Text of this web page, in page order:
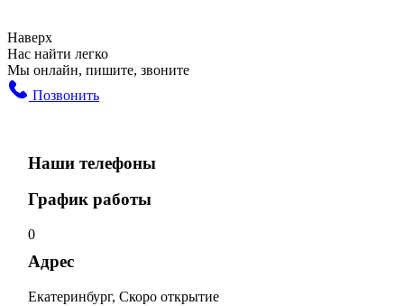
Наверх
Нас найти легко
Мы онлайн, пишите, звоните
Позвонить
Наши телефоны
График работы
0
Адрес
Екатеринбург, Скоро открытие